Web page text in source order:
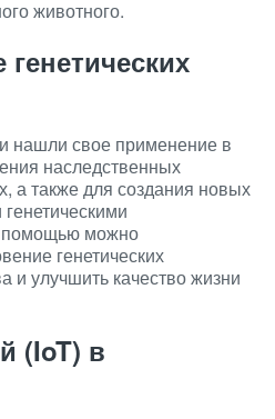
животного.
нашли свое применение в
наследственных
а также для создания новых
помощью можно
генетических
и улучшить качество жизни
(IoT) в